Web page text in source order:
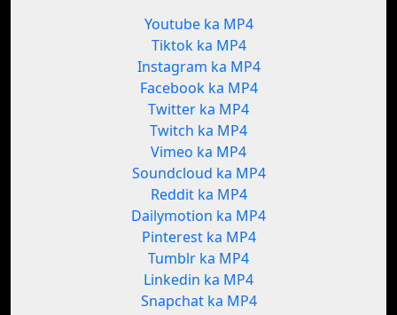
Youtube ka MP4
Tiktok ka MP4
Instagram ka MP4
Facebook ka MP4
Twitter ka MP4
Twitch ka MP4
Vimeo ka MP4
Soundcloud ka MP4
Reddit ka MP4
Dailymotion ka MP4
Pinterest ka MP4
Tumblr ka MP4
Linkedin ka MP4
Snapchat ka MP4